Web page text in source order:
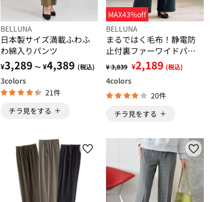
BELLUNA
日本製サイズ満載ふわふ
わ綿入りパンツ
¥3,289 ～ ¥4,389 (税込)
3colors
21件
チラ見をする
MAX43%off
BELLUNA
まるではく毛布！静電防
止付裏ファーワイドパン
ツ
¥ 3,839 ¥2,189 (税込)
4colors
20件
チラ見をする